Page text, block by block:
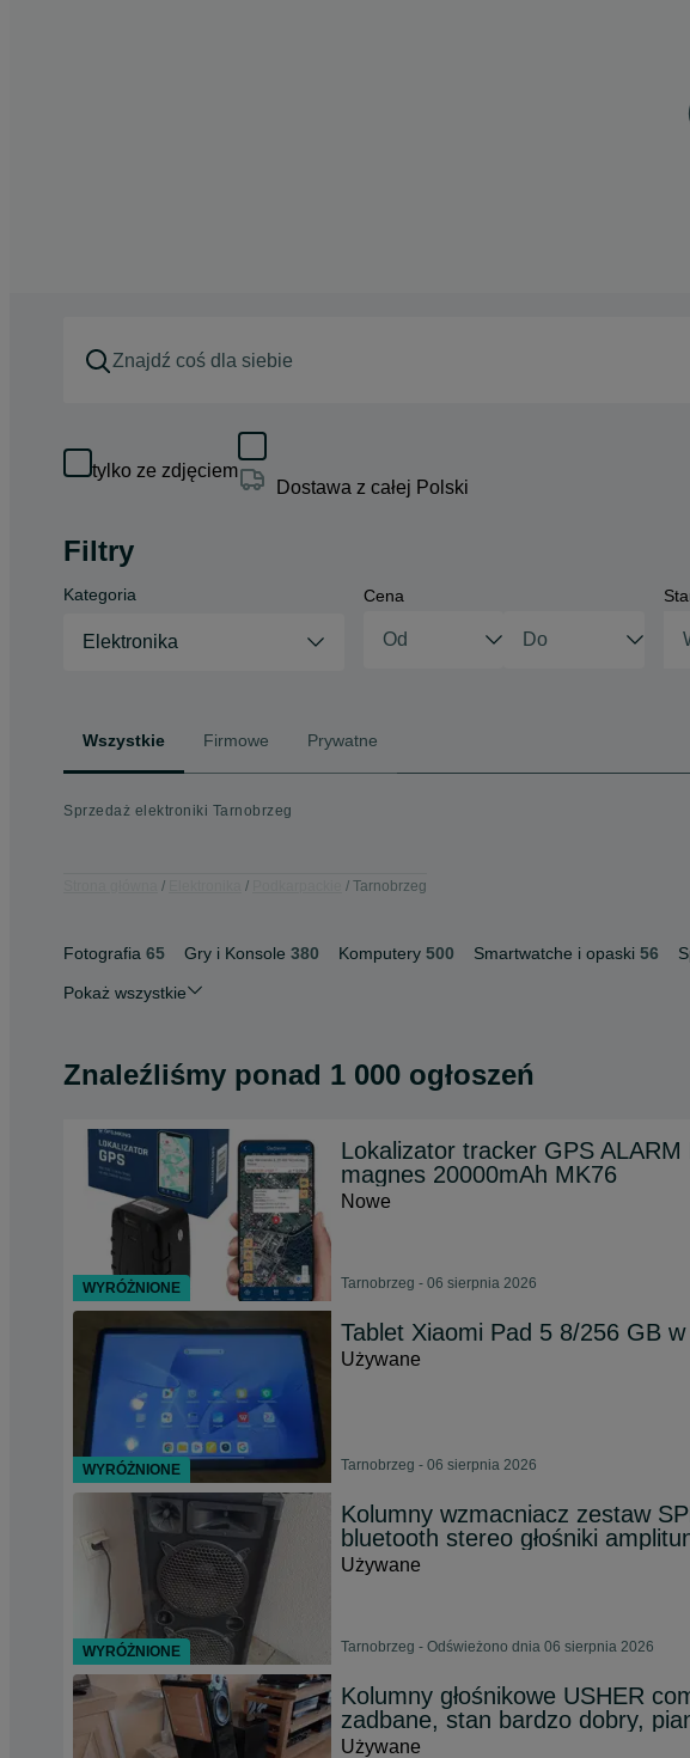
tylko ze zdjęciem
Dostawa z całej Polski
Filtry
Kategoria
Elektronika
Cena
Wszystkie Firmowe Prywatne
Sprzedaż elektroniki Tarnobrzeg
Tarnobrzeg
Fotografia 65 Gry i Konsole 380 Komputery 500 Smartwatche i opaski 56
Pokaż wszystkie
Znaleźliśmy ponad 1 000 ogłoszeń
Lokalizator tracker GPS ALARM
magnes 20000mAh MK76
Nowe
Tarnobrzeg - 06 sierpnia 2026
Tablet Xiaomi Pad 5 8/256 GB w
Używane
Tarnobrzeg - 06 sierpnia 2026
Kolumny wzmacniacz zestaw
bluetooth stereo głośniki
Używane
Tarnobrzeg - Odświeżono dnia 06 sierpnia 2026
Kolumny głośnikowe USHER
zadbane, stan bardzo dobry,
Używane
WYRÓŻNIONE
WYRÓŻNIONE
WYRÓŻNIONE